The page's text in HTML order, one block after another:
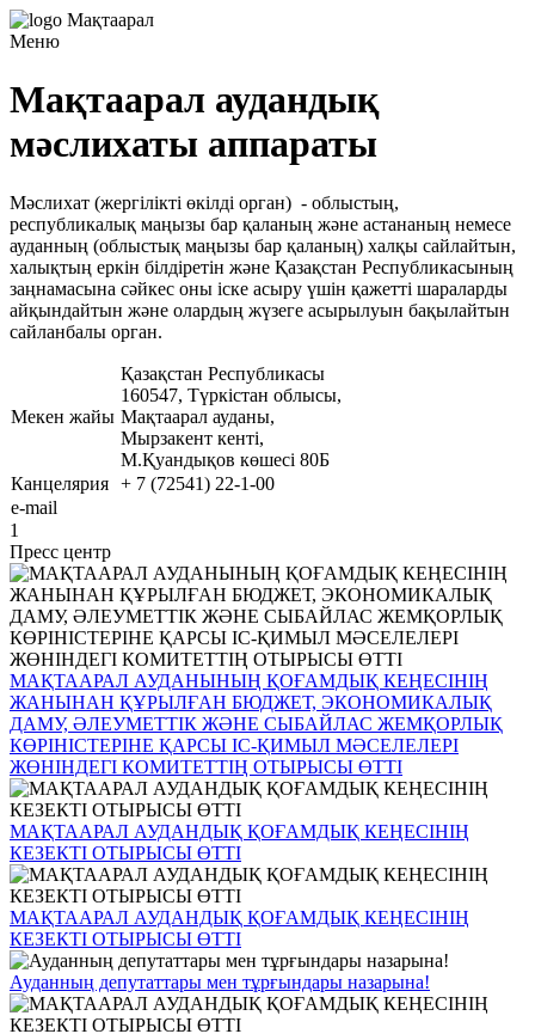
Меню
Мақтаарал аудандық
мәслихаты аппараты
Мәслихат (жергілікті өкілді орган) - облыстың,
республикалық маңызы бар қаланың және астананың немесе
ауданның (облыстық маңызы бар қаланың) халқы сайлайтын,
халықтың еркін білдіретін және Қазақстан Республикасының
заңнамасына сәйкес оны іске асыру үшін қажетті шараларды
айқындайтын және олардың жүзеге асырылуын бақылайтын
сайланбалы орган.
Мекен жайы
Қазақстан Республикасы
160547, Түркістан облысы,
Мақтаарал ауданы,
Мырзакент кенті,
М.Қуандықов көшесі 80Б
Канцелярия + 7 (72541) 22-1-00
e-mail
1
Пресс центр
МАҚТААРАЛ АУДАНЫНЫҢ ҚОҒАМДЫҚ КЕҢЕСІНІҢ
ЖАНЫНАН ҚҰРЫЛҒАН БЮДЖЕТ, ЭКОНОМИКАЛЫҚ
ДАМУ, ӘЛЕУМЕТТІК ЖӘНЕ СЫБАЙЛАС ЖЕМҚОРЛЫҚ
КӨРІНІСТЕРІНЕ ҚАРСЫ ІС-ҚИМЫЛ МӘСЕЛЕЛЕРІ
ЖӨНІНДЕГІ КОМИТЕТТІҢ ОТЫРЫСЫ ӨТТІ
МАҚТААРАЛ АУДАНДЫҚ ҚОҒАМДЫҚ КЕҢЕСІНІҢ
КЕЗЕКТІ ОТЫРЫСЫ ӨТТІ
МАҚТААРАЛ АУДАНДЫҚ ҚОҒАМДЫҚ КЕҢЕСІНІҢ
КЕЗЕКТІ ОТЫРЫСЫ ӨТТІ
Ауданның депутаттары мен тұрғындары назарына!